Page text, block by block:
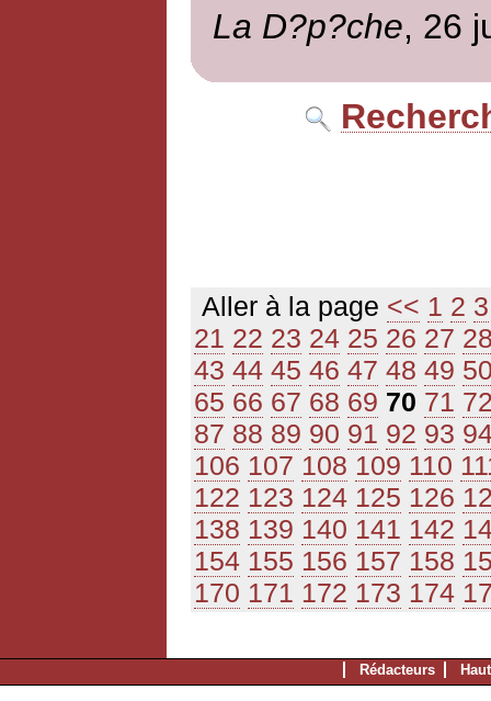
La D?p?che, 26
Aller à la page << 1 2 3
21 22 23 24 25 26 27
43 44 45 46 47 48 49
65 66 67 68 69 70 71
87 88 89 90 91 92 93
106 107 108 109 110
122 123 124 125 126
138 139 140 141 142
154 155 156 157 158
170 171 172 173 174
Rédacteurs